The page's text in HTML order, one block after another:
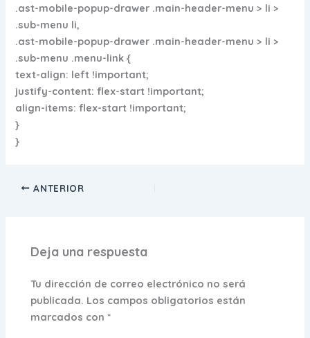
.ast-mobile-popup-drawer .main-header-menu > li >
.sub-menu li,
.ast-mobile-popup-drawer .main-header-menu > li >
.sub-menu .menu-link {
text-align: left !important;
justify-content: flex-start !important;
align-items: flex-start !important;
}
}
ANTERIOR
Deja una respuesta
Tu dirección de correo electrónico no será
publicada. Los campos obligatorios están
marcados con*